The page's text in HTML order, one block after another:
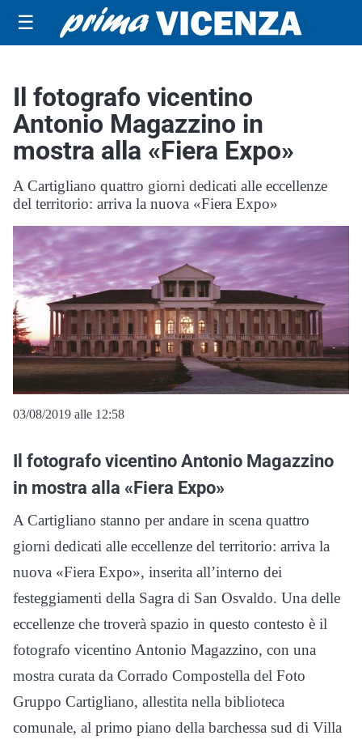
☰
Il fotografo vicentino
Antonio Magazzino in
mostra alla «Fiera Expo»
A Cartigliano quattro giorni dedicati alle eccellenze
del territorio: arriva la nuova «Fiera Expo»
03/08/2019 alle 12:58
Il fotografo vicentino Antonio Magazzino
in mostra alla «Fiera Expo»
A Cartigliano stanno per andare in scena quattro
giorni dedicati alle eccellenze del territorio: arriva la
nuova «Fiera Expo», inserita all’interno dei
festeggiamenti della Sagra di San Osvaldo. Una delle
eccellenze che troverà spazio in questo contesto è il
fotografo vicentino Antonio Magazzino, con una
mostra curata da Corrado Compostella del Foto
Gruppo Cartigliano, allestita nella biblioteca
comunale, al primo piano della barchessa sud di Villa